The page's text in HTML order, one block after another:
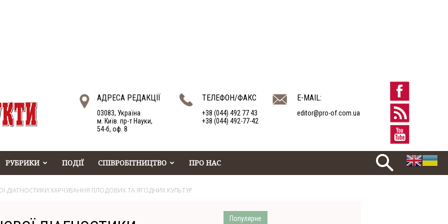
АДРЕСА РЕДАКЦІЇ
03083, Україна
м. Київ. пр-т Науки,
54-б, оф. 8
ТЕЛЕФОН/ФАКС
+38 (044) 492 77 43
+38 (044) 492-77-42
E-MAIL:
editor@pro-of.com.ua
РУБРИКИ ПОДІЇ СПІВРОБІТНИЦТВО ПРО НАС
ДІАГНОСТИКИ ХАРЧУВАННЯ ПЛОДОВИХ ТА ЯГОДНИХ КУЛЬТУР
Популярне